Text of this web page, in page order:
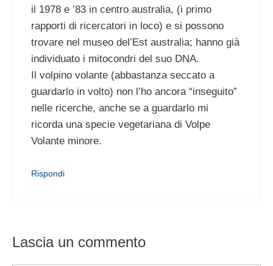
il 1978 e ’83 in centro australia, (i primo
rapporti di ricercatori in loco) e si possono
trovare nel museo del’Est australia; hanno già
individuato i mitocondri del suo DNA.
Il volpino volante (abbastanza seccato a
guardarlo in volto) non l’ho ancora “inseguito”
nelle ricerche, anche se a guardarlo mi
ricorda una specie vegetariana di Volpe
Volante minore.
Rispondi
Lascia un commento